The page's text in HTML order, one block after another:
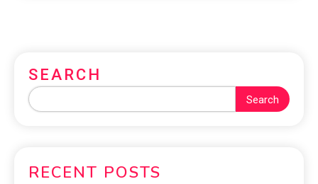
SEARCH
Search
RECENT POSTS